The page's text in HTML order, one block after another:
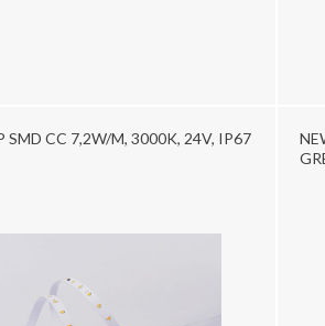
SMD CC 7,2W/M, 3000K, 24V, IP67